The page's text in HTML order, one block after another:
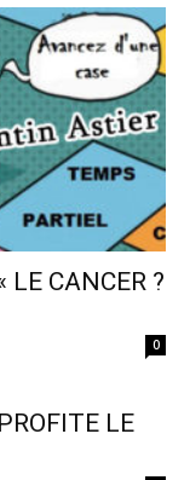
CANCER ?
0
LE